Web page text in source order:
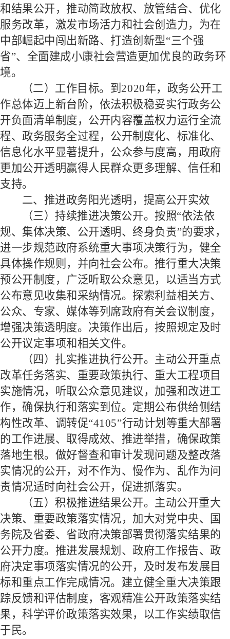
和结果公开，推动简政放权、放管结合、优化
服务改革，激发市场活力和社会创造力，为在
中部崛起中闯出新路、打造创新型“三个强
省”、全面建成小康社会营造更加优良的政务环
境。
（二）工作目标。 到 2020年，政务公开工
作总体迈上新台阶，依法积极稳妥实行政务公
开负面清单制度，公开内容覆盖权力运行全流
程、政务服务全过程，公开制度化、标准化、
信息化水平显著提升，公众参与度高，用政府
更加公开透明赢得人民群众更多理解、信任和
支持。
二、推进政务阳光透明，提高公开实效
（三）持续推进决策公开。按照“依法依
规、集体决策、公开透明、终身负责”的要求，
进一步规范政府系统重大事项决策行为，健全
具体操作规则，并向社会公布。推行重大决策
预公开制度，广泛听取公众意见，以适当方式
公布意见收集和采纳情况。探索利益相关方、
公众、专家、媒体等列席政府有关会议制度，
增强决策透明度。决策作出后，按照规定及时
公开议定事项和相关文件。
（四）扎实推进执行公开。 主动公开重点
改革任务落实、重要政策执行、重大工程项目
实施情况，听取公众意见建议，加强和改进工
作，确保执行和落实到位。定期公布供给侧结
构性改革、调转促“4105”行动计划等重大部署
的工作进展、取得成效、推进举措，确保政策
落地生根。做好督查和审计发现问题及整改落
实情况的公开，对不作为、慢作为、乱作为问
责情况适时向社会公开，促进抓落实。
（五）积极推进结果公开。 主动公开重大
决策、重要政策落实情况，加大对党中央、国
务院及省委、省政府决策部署贯彻落实结果的
公开力度。推进发展规划、政府工作报告、政
府决定事项落实情况的公开，及时发布发展目
标和重点工作完成情况。建立健全重大决策跟
踪反馈和评估制度，客观精准公开政策落实结
果，科学评价政策落实效果，以工作实绩取信
于民。